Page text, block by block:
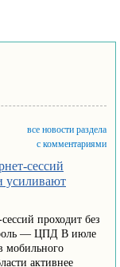
все новости раздела
с комментариями
сессий
усиливают
проходит без
— ЦПД В июле
мобильного
активнее